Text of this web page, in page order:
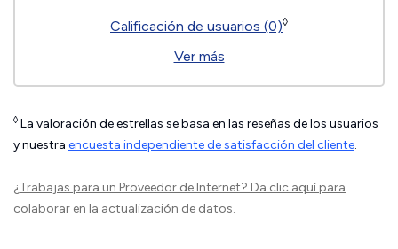
Calificación de usuarios (0)◊
Ver más
◊ La valoración de estrellas se basa en las reseñas de los usuarios
y nuestra encuesta independiente de satisfacción del cliente.
¿Trabajas para un Proveedor de Internet? Da clic aquípara
colaborar en la actualización de datos.